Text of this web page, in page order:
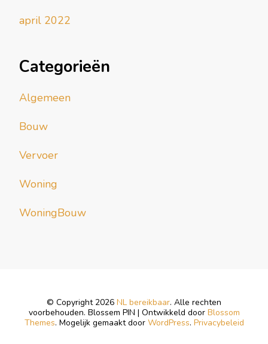
april 2022
Categorieën
Algemeen
Bouw
Vervoer
Woning
WoningBouw
© Copyright 2026 NL bereikbaar. Alle rechten
voorbehouden. Blossem PIN | Ontwikkeld door Blossom
Themes. Mogelijk gemaakt door WordPress. Privacybeleid